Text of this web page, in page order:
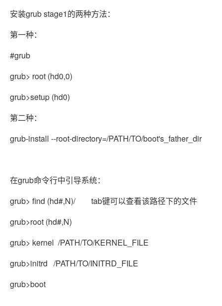
安装grub stage1的两种方法：
第一种：
#grub
grub> root (hd0,0)
grub>setup (hd0)
第二种：
grub-install --root-directory=/PATH/TO/boot's_father_dir
在grub命令行中引导系统：
grub> find (hd#,N)/ tab键可以查看该路径下的文件
grub>root (hd#,N)
grub> kernel /PATH/TO/KERNEL_FILE
grub>initrd /PATH/TO/INITRD_FILE
grub>boot